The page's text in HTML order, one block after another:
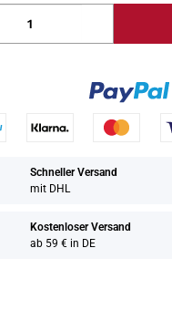
Schneller Versand
mit DHL
Kostenloser Versand
ab 59 € in DE